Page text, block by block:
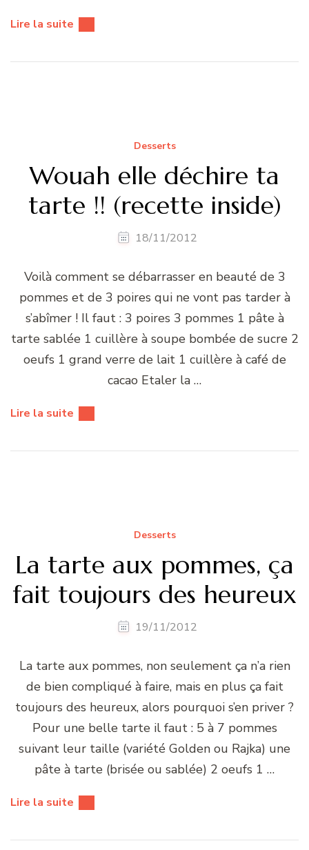
Lire la suite
Desserts
Wouah elle déchire ta
tarte !! (recette inside)
18/11/2012
Voilà comment se débarrasser en beauté de 3
pommes et de 3 poires qui ne vont pas tarder à
s’abîmer ! Il faut : 3 poires 3 pommes 1 pâte à
tarte sablée 1 cuillère à soupe bombée de sucre 2
oeufs 1 grand verre de lait 1 cuillère à café de
cacao Etaler la …
Lire la suite
Desserts
La tarte aux pommes, ça
fait toujours des heureux
19/11/2012
La tarte aux pommes, non seulement ça n’a rien
de bien compliqué à faire, mais en plus ça fait
toujours des heureux, alors pourquoi s’en priver ?
Pour une belle tarte il faut : 5 à 7 pommes
suivant leur taille (variété Golden ou Rajka) une
pâte à tarte (brisée ou sablée) 2 oeufs 1 …
Lire la suite